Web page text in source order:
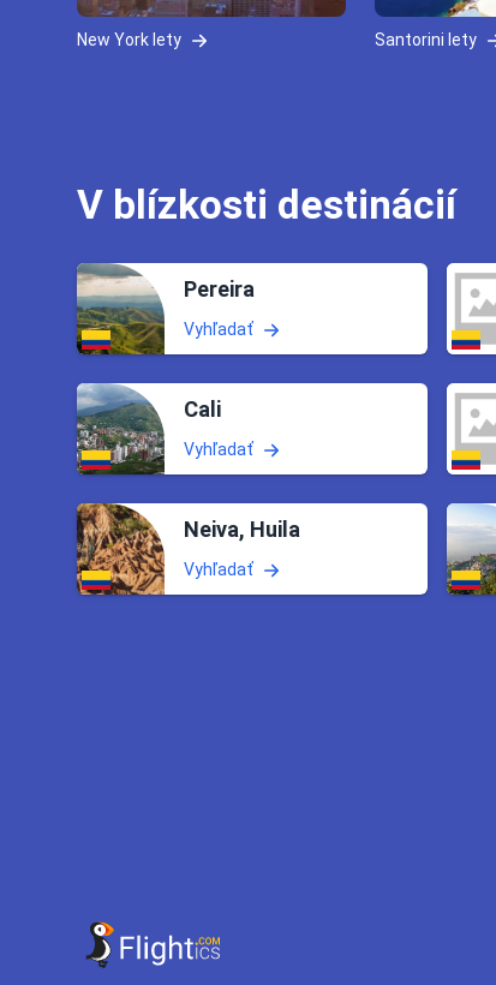
New York lety Santorini lety
V blízkosti destinácií
Pereira
Vyhľadať
Cali
Vyhľadať
Neiva, Huila
Vyhľadať